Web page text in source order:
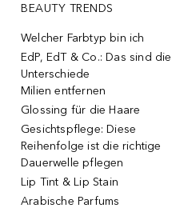
BEAUTY TRENDS
Welcher Farbtyp bin ich
EdP, EdT & Co.: Das sind die
Unterschiede
Milien entfernen
Glossing für die Haare
Gesichtspflege: Diese
Reihenfolge ist die richtige
Dauerwelle pflegen
Lip Tint & Lip Stain
Arabische Parfums